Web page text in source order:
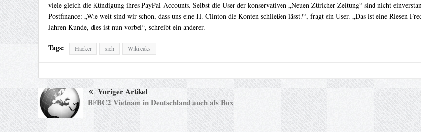
viele gleich die Kündigung ihres PayPal-Accounts. Selbst die User der konservativen „Neuen Züricher Zeitung“ sind nicht
Postfinance: „Wie weit sind wir schon, dass uns eine H. Clinton die Konten schließen lässt?“, fragt ein User. „Das ist eine Riesen
Jahren Kunde, dies ist nun vorbei“, schreibt ein anderer.
Tags: Hacker sich Wikileaks
Voriger Artikel
BFBC2 Vietnam in Deutschland auch als Box